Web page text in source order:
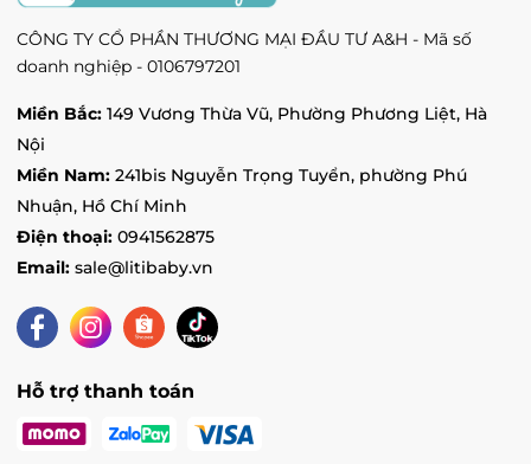
Tiên Cát, Phú Thọ
Tình trạng:Hết hàng
Vincom Tuyen Quang - 260 đường Quang
Tình trạng: Hết hàng
Vin Vũ Yên - Vincom Mega Mall Royal Island,
Xã Thủy Triều, Hải Phòng
Tình trạng: Hết hàng
Vin Yên Bái - 116 Lý Đạo Thành, Phường
Nguyễn Thái Học, Yên Bái
Vin Bắc Từ Liêm - 234 đường Phạm Văn
Đồng, Phường Cổ Nhuế 1, Hà Nội
Kiêu Kỵ, Hà Nội
CÔNG TY CỔ PHẦN THƯƠNG MẠI ĐẦU TƯ A&H - Mã số
doanh nghiệp - 0106797201
Miền Bắc: 149 Vương Thừa Vũ, Phường Phương Liệt, Hà
Nội
Miền Nam: 241bis Nguyễn Trọng Tuyển, phường Phú
Nhuận, Hồ Chí Minh
Điện thoại: 0941562875
Email: sale@litibaby.vn
Hỗ trợ thanh toán